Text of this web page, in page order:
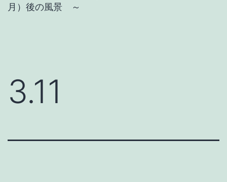
へ月）後の風景 ～
3.11